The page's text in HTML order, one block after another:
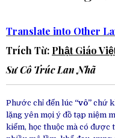
Translate into Other
Trích Từ: Phật Giáo
Sư Cô Trúc LanNhã
Phước chỉ đến lúc “vô” chứ
lặng yên mọi ý đồ tạp niệm
kiếm, học thuộc mà có được